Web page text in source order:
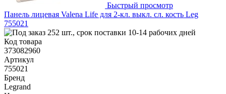
Быстрый просмотр
Панель лицевая Valena Life для 2-кл. выкл. сл. кость Leg
755021
252 шт., срок поставки 10-14 рабочих дней
Код товара
373082960
Артикул
755021
Бренд
Legrand